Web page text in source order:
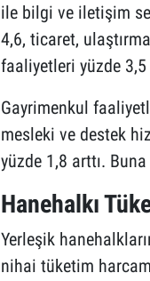
ile bilgi ve iletişim
4,6, ticaret,
faaliyetleri yüzde
Gayrimenkul
mesleki ve destek
yüzde 1,8 arttı.
Hanehalkı
Yerleşik
nihai tüketim